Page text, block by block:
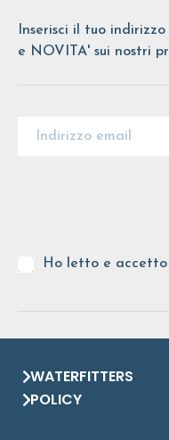
Inserisci il tuo
e NOVITA' sui nostri
Ho letto e
WATERFITTERS
POLICY